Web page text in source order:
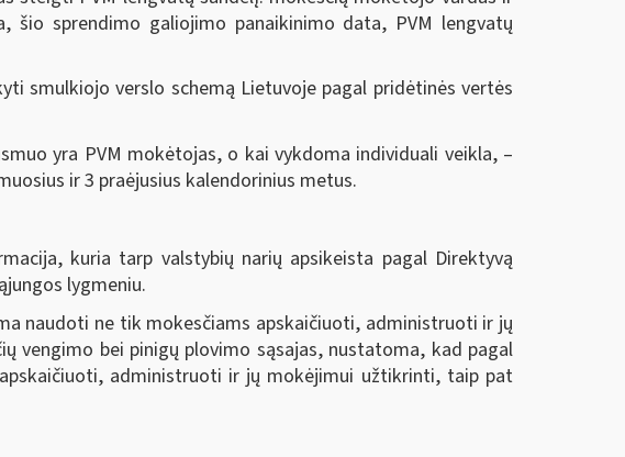
šio sprendimo galiojimo panaikinimo data, PVM lengvatų
smulkiojo verslo schemą Lietuvoje pagal pridėtinės vertės
yra PVM mokėtojas, o kai vykdoma individuali veikla, ‒
ir 3 praėjusius kalendorinius metus.
kuria tarp valstybių narių apsikeista pagal Direktyvą
lygmeniu.
naudoti ne tik mokesčiams apskaičiuoti, administruoti ir jų
vengimo bei pinigų plovimo sąsajas, nustatoma, kad pagal
administruoti ir jų mokėjimui užtikrinti, taip pat